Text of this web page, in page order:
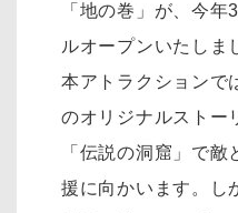
「地の巻」が、今
ルオープンいたしま
本アトラクションで
のオリジナルストー
「伝説の洞窟」で
援に向かいます。し